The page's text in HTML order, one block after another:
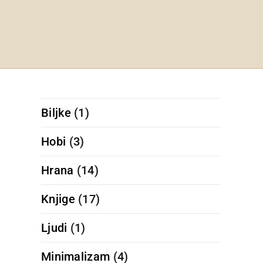
Biljke (1)
Hobi (3)
Hrana (14)
Knjige (17)
Ljudi (1)
Minimalizam (4)